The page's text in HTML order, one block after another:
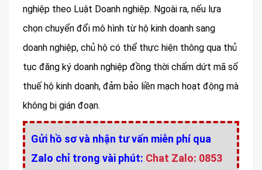
nghiệp theo Luật Doanh nghiệp. Ngoài ra, nếu lựa
chọn chuyển đổi mô hình từ hộ kinh doanh sang
doanh nghiệp, chủ hộ có thể thực hiện thông qua thủ
tục đăng ký doanh nghiệp đồng thời chấm dứt mã số
thuế hộ kinh doanh, đảm bảo liền mạch hoạt động mà
không bị gián đoạn.
Gửi hồ sơ và nhận tư vấn miễn phí qua
Zalo chỉ trong vài phút: Chat Zalo: 0853